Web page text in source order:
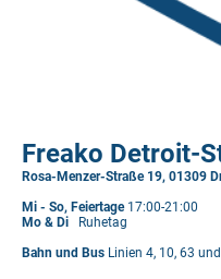
Freako Detroit-
Rosa-Menzer-Straße 19, 01309
Mi - So, Feiertage17:00-21:00
Mo & Di Ruhetag
Bahn und Bus Linien 4, 10, 63